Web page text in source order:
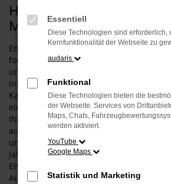
Hyundai i10 – unsere Idee
Moosburg
Entscheiden Sie sich für einen Hyundai
fortan bestens motorisiert durch
uns als Experten für diesen Hersteller
informieren Sie gern über die vielen
Kauf resultieren. Gerne lassen wir Sie
einsteigen – der Weg aus Moosburg ist
Ihnen den Hyundai i10 sowohl als
auch als Tageszulassung. Darüber
uns auch gebrauchte Fahrzeuge, gerne
Jahreswagens und damit eines jungen
Entdecken Sie die vielen Möglichkeiten,
Autohaus Schneider bietet.
Essentiell
Diese Technologien sind erforderlich,
Kernfunktionalität der Webseite zu
audaris
Funktional
Diese Technologien bieten die
der Webseite. Services von
Maps, Chats,
werden aktiviert.
YouTube
Google Maps
Statistik und Marketing